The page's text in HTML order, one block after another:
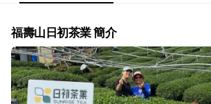
福壽山日初茶業 簡介